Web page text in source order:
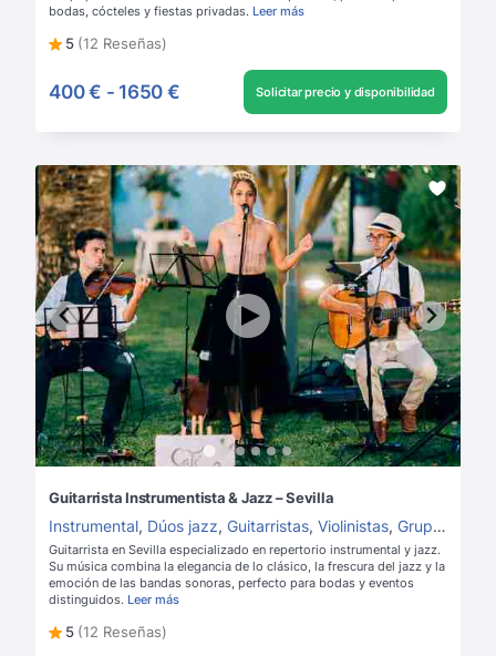
bodas, cócteles y fiestas privadas. Leer más
5 (12 Reseñas)
400 € - 1650 € Solicitar precio y disponibilidad
Guitarrista Instrumentista & Jazz – Sevilla
Instrumental, Dúos jazz, Guitarristas, Violinistas, Grupos de música para boda
Guitarrista en Sevilla especializado en repertorio instrumental y jazz.
Su música combina la elegancia de lo clásico, la frescura del jazz y la
emoción de las bandas sonoras, perfecto para bodas y eventos
distinguidos. Leer más
5 (12 Reseñas)